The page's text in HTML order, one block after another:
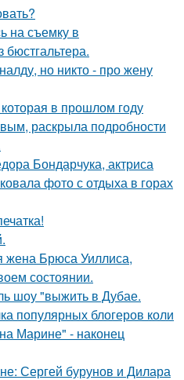
на съемку в
бюстгальтера.
но никто - про жену
в прошлом году
раскрыла подробности
Бондарчука, актриса
фото с отдыха в горах
жена Брюса Уиллиса,
состоянии.
шоу "выжить в Дубае.
популярных блогеров коли
Марине" - наконец
Сергей бурунов и Дилара